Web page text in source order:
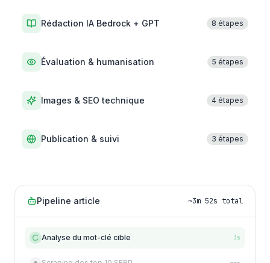
Rédaction IA Bedrock + GPT 8 étapes
Évaluation & humanisation 5 étapes
Images & SEO technique 4 étapes
Publication & suivi 3 étapes
Pipeline article ~3m 52s total
Analyse du mot-clé cible 3s